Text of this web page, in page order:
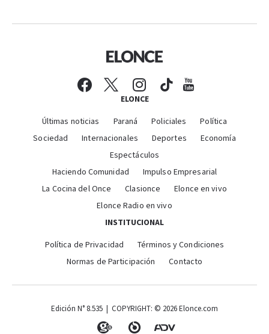
ELONCE
Últimas noticias Paraná Policiales
Política
Sociedad
Internacionales Deportes
Economía
Espectáculos
Haciendo Comunidad
Impulso Empresarial
La Cocina del Once
Clasionce
Elonce en vivo
Elonce Radio en vivo
INSTITUCIONAL
Política de Privacidad
Términos y Condiciones
Normas de Participación
Contacto
Edición N° 8.535 | COPYRIGHT: © 2026 Elonce.com